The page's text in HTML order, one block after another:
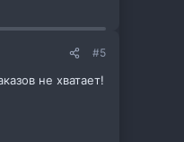
#5
не хватает!